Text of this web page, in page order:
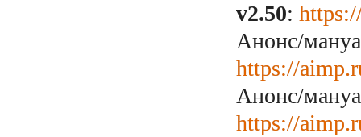
v2.50:
Анонс/
https://
Анонс/
https://